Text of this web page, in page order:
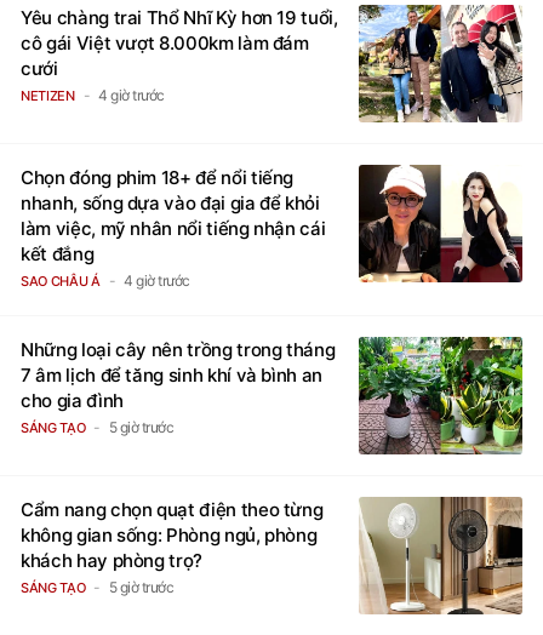
Yêu chàng trai Thổ Nhĩ Kỳ hơn 19 tuổi,
cô gái Việt vượt 8.000km làm đám
cưới
NETIZEN 4 giờ trước
Chọn đóng phim 18+ để nổi tiếng
nhanh, sống dựa vào đại gia để khỏi
làm việc, mỹ nhân nổi tiếng nhận cái
kết đắng
SAO CHÂU Á 4 giờ trước
Những loại cây nên trồng trong tháng
7 âm lịch để tăng sinh khí và bình an
cho gia đình
SÁNG TẠO 5 giờ trước
Cẩm nang chọn quạt điện theo từng
không gian sống: Phòng ngủ, phòng
khách hay phòng trọ?
SÁNG TẠO 5 giờ trước